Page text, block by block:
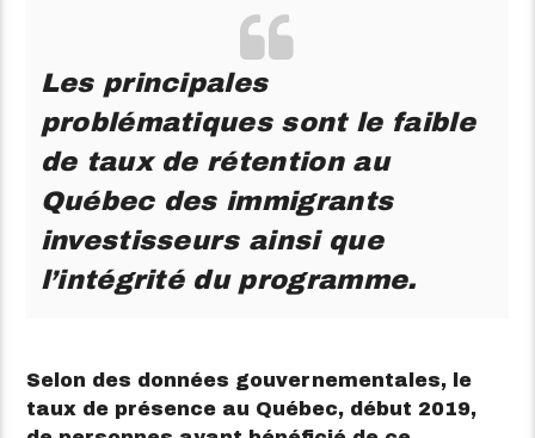
Les principales
problématiques sont le faible
de taux de rétention au
Québec des immigrants
investisseurs ainsi que
l’intégrité du programme.
Selon des données gouvernementales, le
taux de présence au Québec, début 2019,